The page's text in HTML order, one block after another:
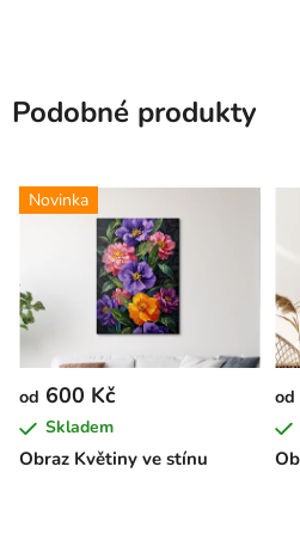
Podobné produkty
Novinka
Obraz Květiny ve stínu
od 600 Kč
Skladem
od